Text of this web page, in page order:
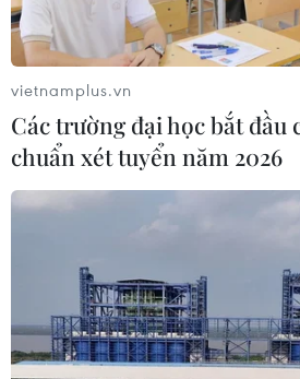
vietnamplus.vn
Các trường đại học bắt đầu
chuẩn xét tuyển năm 2026